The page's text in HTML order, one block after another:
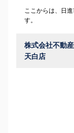
ここからは、日
す。
株式会社不動
天白店